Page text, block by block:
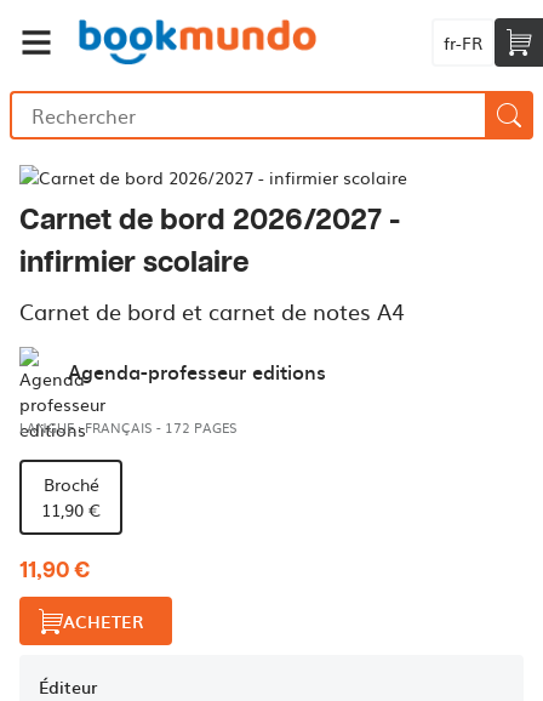
fr-FR
Carnet de bord 2026/2027 -
infirmier scolaire
Carnet de bord et carnet de notes A4
Agenda-professeur editions
LANGUE : FRANÇAIS - 172 PAGES
Broché
11,90 €
11,90 €
ACHETER
Éditeur